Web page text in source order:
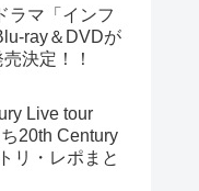
ラマ「インフ
ray＆DVDが
決定！！
Live tour
20th Century
リ・レポまと